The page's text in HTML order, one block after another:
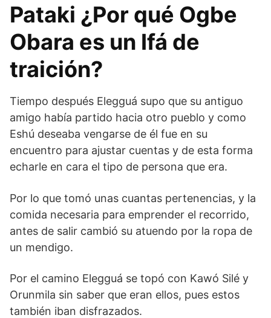
Pataki ¿Por qué Ogbe
Obara es un Ifá de
traición?
Tiempo después Elegguá supo que su antiguo
amigo había partido hacia otro pueblo y como
Eshú deseaba vengarse de él fue en su
encuentro para ajustar cuentas y de esta forma
echarle en cara el tipo de persona que era.
Por lo que tomó unas cuantas pertenencias, y la
comida necesaria para emprender el recorrido,
antes de salir cambió su atuendo por la ropa de
un mendigo.
Por el camino Elegguá se topó con Kawó Silé y
Orunmila sin saber que eran ellos, pues estos
también iban disfrazados.